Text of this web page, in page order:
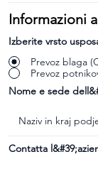
Informazioni
Izberite vrsto
Prevoz blaga
Prevoz
Nome e sede
Contatta